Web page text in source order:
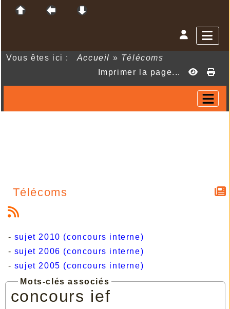
Vous êtes ici : Accueil » Télécoms
Imprimer la page...
Télécoms
- sujet 2010 (concours interne)
- sujet 2006 (concours interne)
- sujet 2005 (concours interne)
Mots-clés associés
concours ief